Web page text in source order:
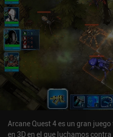
Arcane Quest 4 es un gran
en 3D en el que luchamos